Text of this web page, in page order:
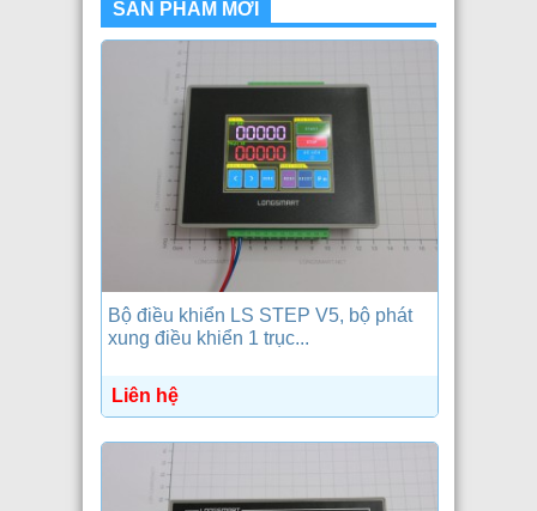
SẢN PHẨM MỚI
Bộ điều khiển LS STEP V5, bộ phát
xung điều khiển 1 trục...
Liên hệ